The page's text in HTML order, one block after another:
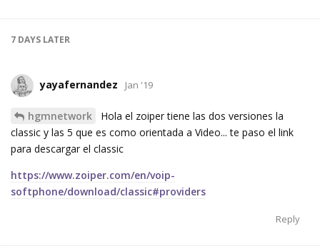
7 DAYS LATER
yayafernandez Jan '19
hgmnetwork
Hola el zoiper tiene las dos versiones la
classic y las 5 que es como orientada a Video... te paso el link
para descargar el classic
https://www.zoiper.com/en/voip-
softphone/download/classic#providers
Reply